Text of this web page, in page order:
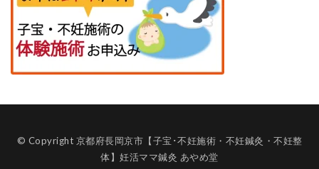
© Copyright 京都府長岡京市【子宝･不妊施術・不妊鍼灸・不妊整
体】妊活ママ鍼灸 あやめ堂